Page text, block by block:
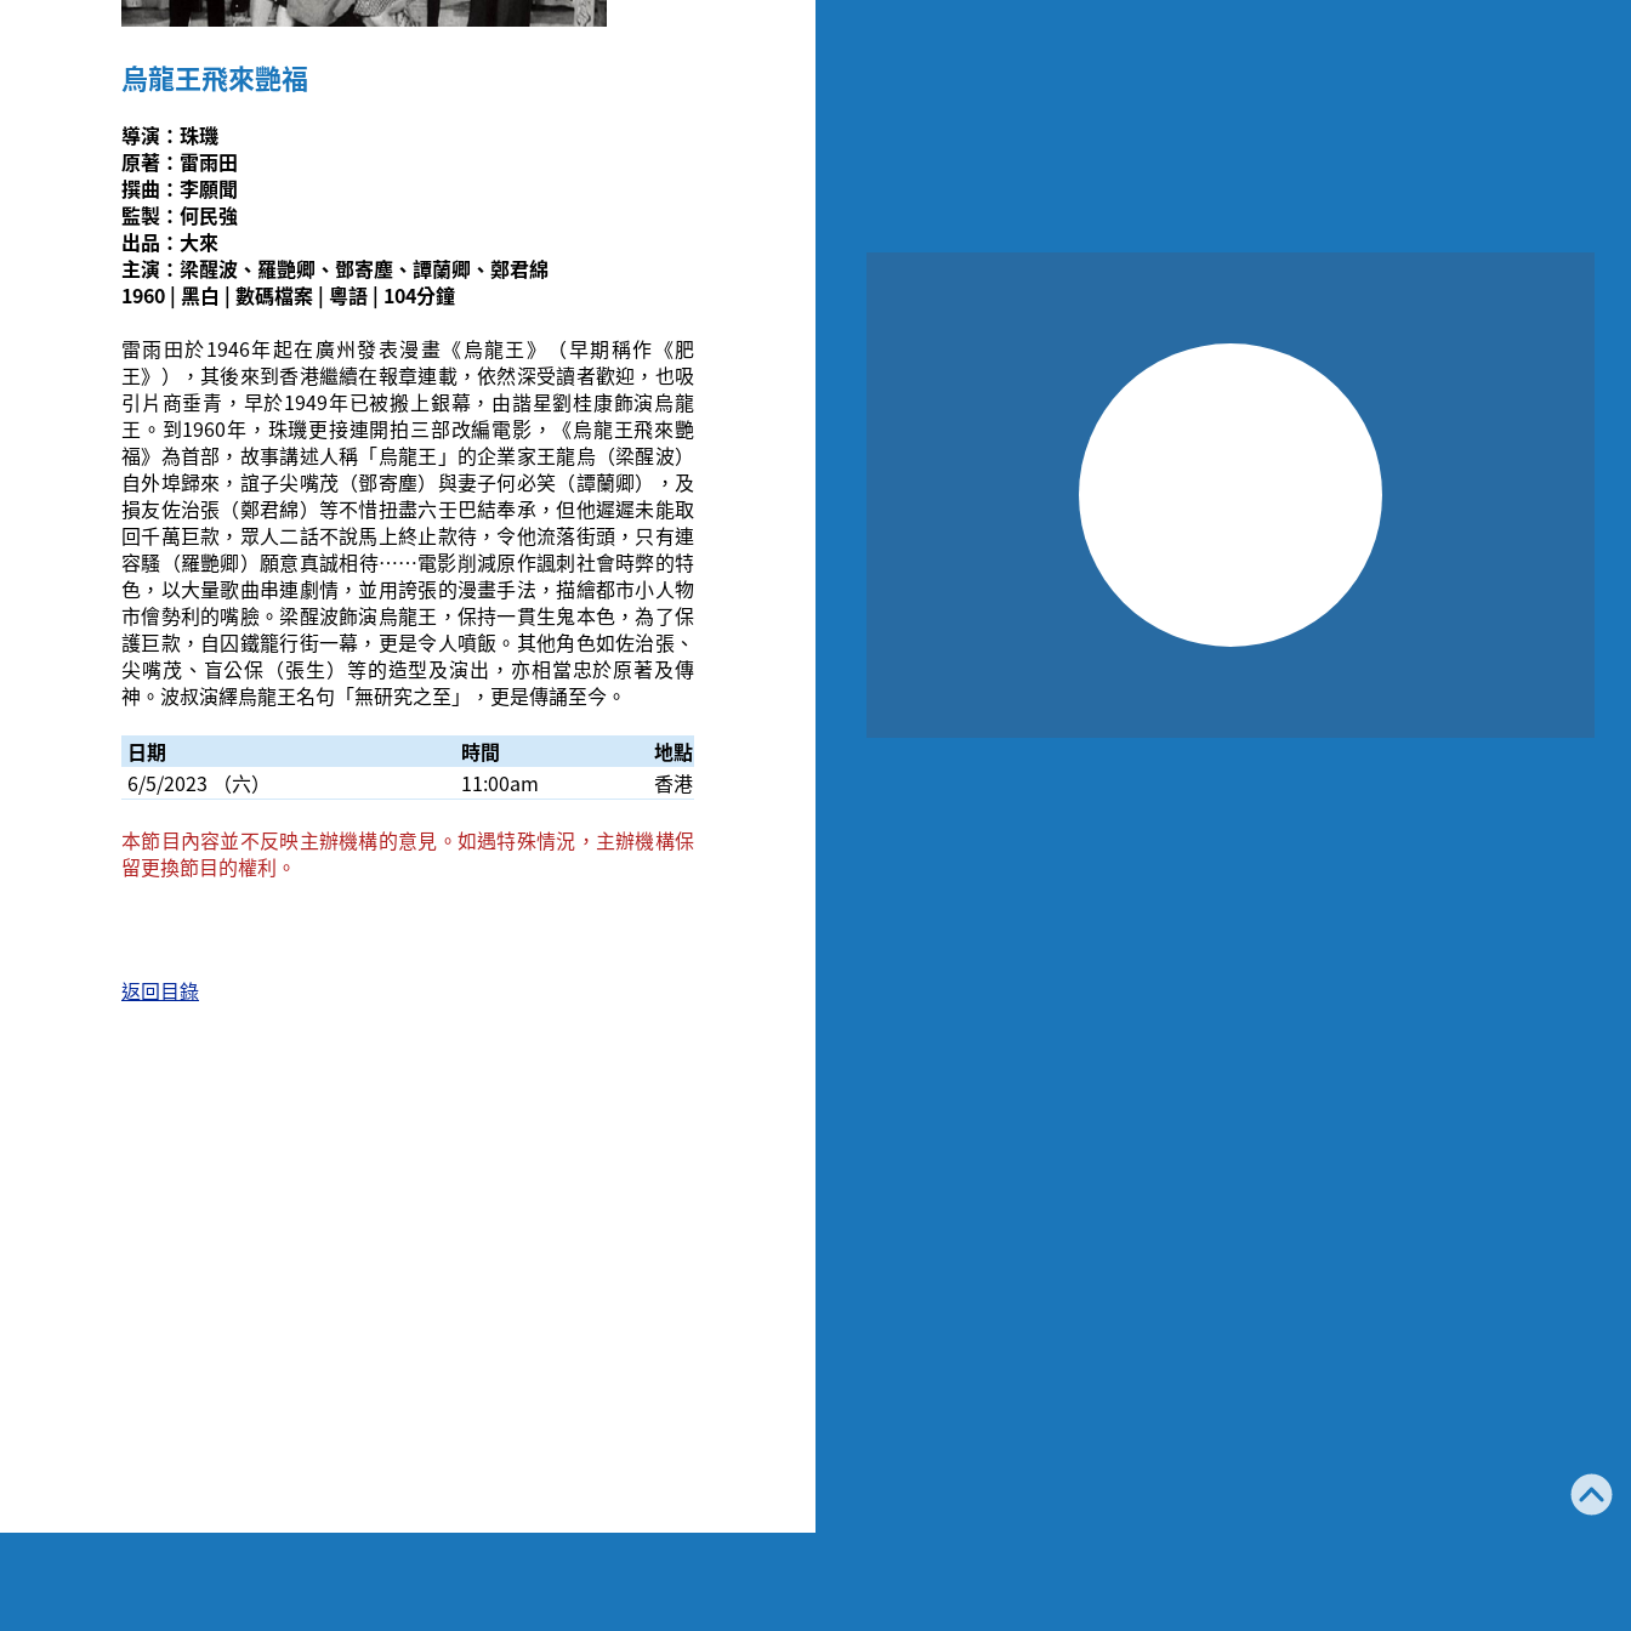
烏龍王飛來艷福
導演：珠璣
原著：雷雨田
撰曲：李願聞
監製：何民強
出品：大來
主演：梁醒波、羅艷卿、鄧寄塵、譚蘭卿、鄭君綿
1960 | 黑白 | 數碼檔案 | 粵語 | 104分鐘
雷雨田於1946年起在廣州發表漫畫《烏龍王》（早期稱作《肥
王》），其後來到香港繼續在報章連載，依然深受讀者歡迎，也吸
引片商垂青，早於1949年已被搬上銀幕，由諧星劉桂康飾演烏龍
王。到1960年，珠璣更接連開拍三部改編電影，《烏龍王飛來艷
福》為首部，故事講述人稱「烏龍王」的企業家王龍烏（梁醒波）
自外埠歸來，誼子尖嘴茂（鄧寄塵）與妻子何必笑（譚蘭卿），及
損友佐治張（鄭君綿）等不惜扭盡六壬巴結奉承，但他遲遲未能取
回千萬巨款，眾人二話不說馬上終止款待，令他流落街頭，只有連
容騷（羅艷卿）願意真誠相待……電影削減原作諷刺社會時弊的特
色，以大量歌曲串連劇情，並用誇張的漫畫手法，描繪都市小人物
市儈勢利的嘴臉。梁醒波飾演烏龍王，保持一貫生鬼本色，為了保
護巨款，自囚鐵籠行街一幕，更是令人噴飯。其他角色如佐治張、
尖嘴茂、盲公保（張生）等的造型及演出，亦相當忠於原著及傳
神。波叔演繹烏龍王名句「無研究之至」，更是傳誦至今。
日期
時間
地點
6/5/2023 （六）
11:00am
香港電影資料館電影院
本節目內容並不反映主辦機構的意見。如遇特殊情況，主辦機構保
留更換節目的權利。
返回目錄